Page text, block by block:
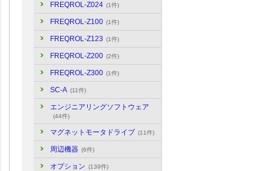
FREQROL-Z024 (1件)
FREQROL-Z100 (1件)
FREQROL-Z123 (1件)
FREQROL-Z200 (2件)
FREQROL-Z300 (1件)
SC-A (11件)
エンジニアリングソフトウェア
(44件)
マグネットモータドライブ (11件)
周辺機器 (6件)
オプション (139件)